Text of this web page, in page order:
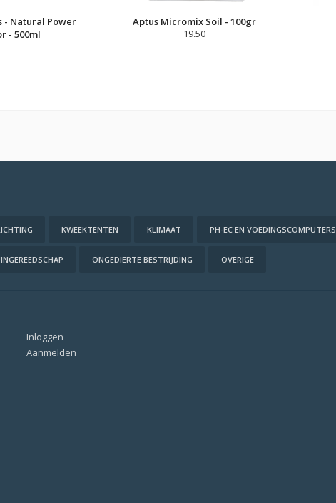
- Natural Power
- 500ml
Aptus Micromix Soil - 100gr
19.50
KWEEKTENTEN KLIMAAT PH-EC EN VOEDINGSCOMPUTERS
ONGEDIERTE BESTRIJDING OVERIGE
Inloggen
Aanmelden